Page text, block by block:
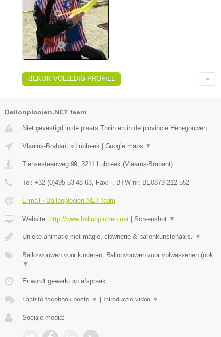
BEKIJK VOLLEDIG PROFIEL
Ballonplooien.NET team
Niet gevestigd in de plaats Thuin en in de provincie Henegouwen.
Vlaams-Brabant » Lubbeek Google maps ▼
Tiensesteenweg 99, 3211 Lubbeek (Vlaams-Brabant)
Tel: +32 (0)495 53 48 63, Fax: -, BTW-nr: BE0879 212 552
E-mail › Ballonplooien.NET team
Website: http://www.ballonplooien.net Screenshot ▼
Unieke animatie met magie, clownerie & ballonkunstenaars. ▼
Ballonvouwen voor kinderen, Ballonvouwen voor volwassenen (ook
▼
Er wordt gewerkt op afspraak.
Laatste facebook posts ▼ Introductie video ▼
Sociale media: